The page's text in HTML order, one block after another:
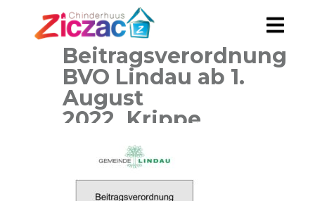
Beitragsverordnung
BVO Lindau ab 1.
August
2022_Krippe